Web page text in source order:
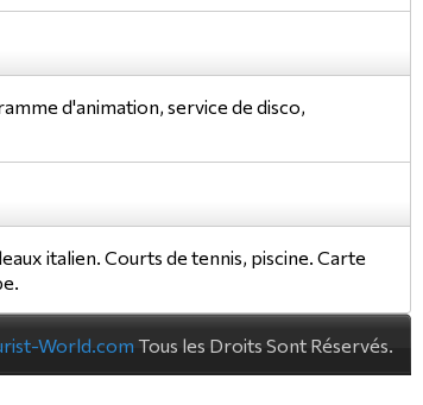
d'animation, service de disco,
italien. Courts de tennis, piscine. Carte
World.com Tous les Droits Sont Réservés.